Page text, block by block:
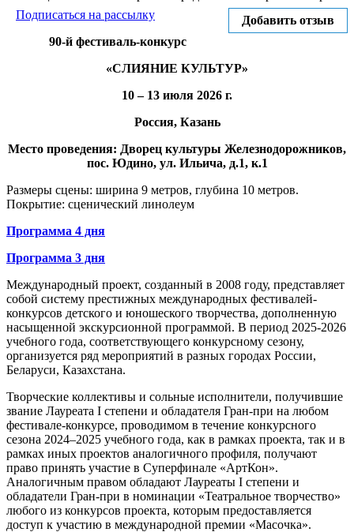
Добавить отзыв
Подписаться на рассылку
90-й фестиваль-конкурс
«СЛИЯНИЕ КУЛЬТУР»
10 – 13 июля 2026 г.
Россия, Казань
Место проведения: Дворец культуры Железнодорожников,
пос. Юдино, ул. Ильича, д.1, к.1
Размеры сцены: ширина 9 метров, глубина 10 метров.
Покрытие: сценический линолеум
Программа 4 дня
Программа 3 дня
Международный проект, созданный в 2008 году, представляет
собой систему престижных международных фестивалей-
конкурсов детского и юношеского творчества, дополненную
насыщенной экскурсионной программой. В период 2025-2026
учебного года, соответствующего конкурсному сезону,
организуется ряд мероприятий в разных городах России,
Беларуси, Казахстана.
Творческие коллективы и сольные исполнители, получившие
звание Лауреата I степени и обладателя Гран-при на любом
фестивале-конкурсе, проводимом в течение конкурсного
сезона 2024–2025 учебного года, как в рамках проекта, так и в
рамках иных проектов аналогичного профиля, получают
право принять участие в Суперфинале «АртКон».
Аналогичным правом обладают Лауреаты I степени и
обладатели Гран-при в номинации «Театральное творчество»
любого из конкурсов проекта, которым предоставляется
доступ к участию в международной премии «Масочка».